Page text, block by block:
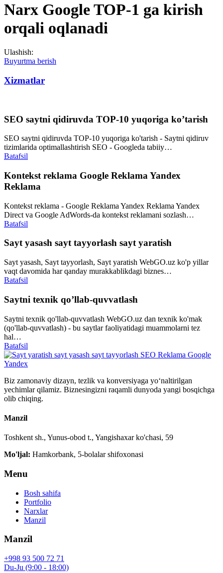
Narx Google TOP-1 ga kirish
orqali oqlanadi
Ulashish:
Buyurtma berish
Xizmatlar
SEO saytni qidiruvda TOP-10 yuqoriga ko’tarish
SEO saytni qidiruvda TOP-10 yuqoriga ko'tarish - Saytni qidiruv
tizimlarida optimallashtirish SEO - Googleda tabiiy…
Batafsil
Kontekst reklama Google Reklama Yandex
Reklama
Kontekst reklama - Google Reklama Yandex Reklama Yandex
Direct va Google AdWords-da kontekst reklamani sozlash…
Batafsil
Sayt yasash sayt tayyorlash sayt yaratish
Sayt yasash, Sayt tayyorlash, Sayt yaratish WebGO.uz ko'p yillar
vaqt davomida har qanday murakkablikdagi biznes…
Batafsil
Saytni texnik qo’llab-quvvatlash
Saytni texnik qo'llab-quvvatlash WebGO.uz dan texnik ko'mak
(qo'llab-quvvatlash) - bu saytlar faoliyatidagi muammolarni tez
hal…
Batafsil
Biz zamonaviy dizayn, tezlik va konversiyaga yo‘naltirilgan
yechimlar qilamiz. Biznesingizni raqamli dunyoda yangi bosqichga
olib chiqing.
Manzil
Toshkent sh., Yunus-obod t., Yangishaxar ko'chasi, 59
Mo'ljal: Hamkorbank, 5-bolalar shifoxonasi
Menu
Bosh sahifa
Portfolio
Narxlar
Manzil
Manzil
+998 93 500 72 71
Du-Ju (9:00 - 18:00)